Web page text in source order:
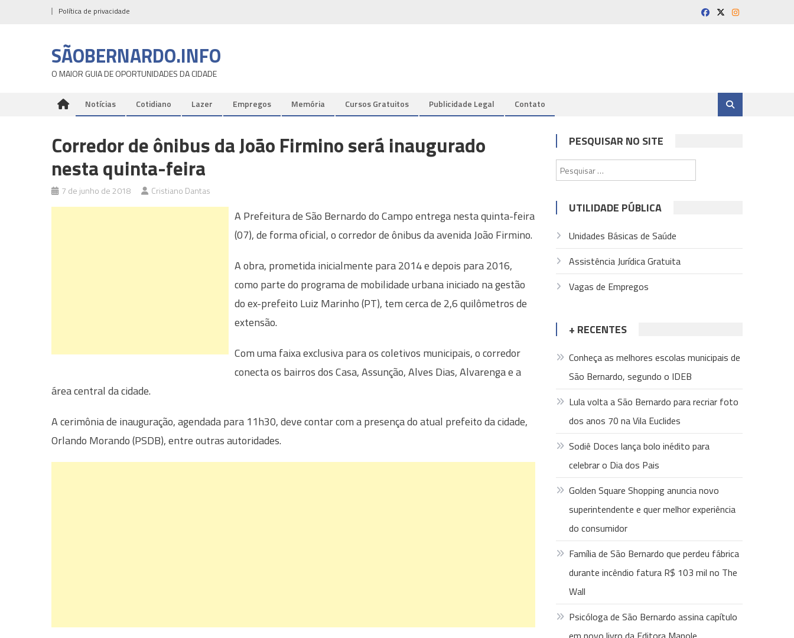
Política de privacidade
SÃOBERNARDO.INFO
O MAIOR GUIA DE OPORTUNIDADES DA CIDADE
Notícias Cotidiano Lazer Empregos Memória Cursos Gratuitos Publicidade Legal Contato
Corredor de ônibus da João Firmino será inaugurado
nesta quinta-feira
7 de junho de 2018 Cristiano Dantas
A Prefeitura de São Bernardo do Campo entrega nesta quinta-feira
(07), de forma oficial, o corredor de ônibus da avenida João Firmino.
A obra, prometida inicialmente para 2014 e depois para 2016,
como parte do programa de mobilidade urbana iniciado na gestão
do ex-prefeito Luiz Marinho (PT), tem cerca de 2,6 quilômetros de
extensão.
Com uma faixa exclusiva para os coletivos municipais, o corredor
conecta os bairros dos Casa, Assunção, Alves Dias, Alvarenga e a
área central da cidade.
A cerimônia de inauguração, agendada para 11h30, deve contar com a presença do atual prefeito da cidade,
Orlando Morando (PSDB), entre outras autoridades.
PESQUISAR NO SITE
por:
UTILIDADE PÚBLICA
Unidades Básicas de Saúde
Assistência Jurídica Gratuita
Vagas de Empregos
+ RECENTES
Conheça as melhores escolas municipais de
São Bernardo, segundo o IDEB
Lula volta a São Bernardo para recriar foto
dos anos 70 na Vila Euclides
Sodiê Doces lança bolo inédito para
celebrar o Dia dos Pais
Golden Square Shopping anuncia novo
superintendente e quer melhor experiência
do consumidor
Família de São Bernardo que perdeu fábrica
durante incêndio fatura R$ 103 mil no The
Wall
Psicóloga de São Bernardo assina capítulo